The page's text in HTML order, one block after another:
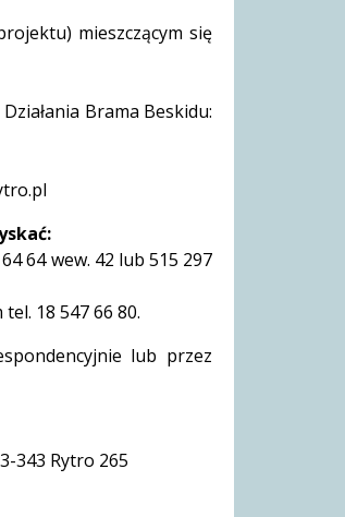
mieszczącym się
Brama Beskidu:
64 wew. 42 lub 515 297
18 547 66 80.
lub przez
343 Rytro 265